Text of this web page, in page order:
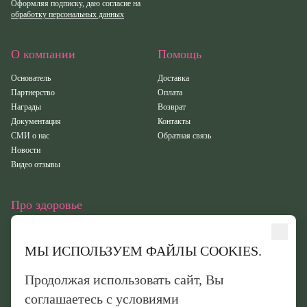
МЫ ИСПОЛЬЗУЕМ ФАЙЛЫ COOKIES.
Продолжая использовать сайт, Вы
соглашаетесь с условиями
Оформляя подписку, даю согласие на
обработку персональных данных
О компании
Основатель
Партнерство
Награды
Документация
СМИ о нас
Новости
Видео отзывы
Помощь
Доставка
Оплата
Возврат
Контакты
Обратная связь
Про здоровье
Здоровье
Иридотест